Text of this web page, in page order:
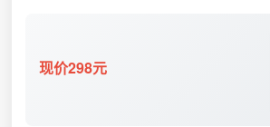
现价298元